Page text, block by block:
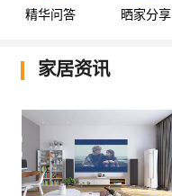
精华问答 晒家分享
家居资讯